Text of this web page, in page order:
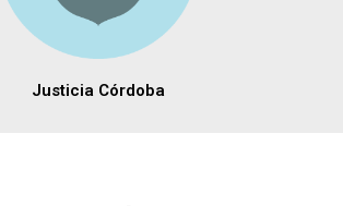
Justicia Córdoba